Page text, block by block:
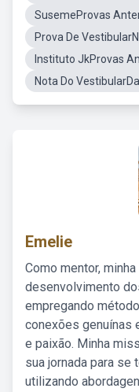
SusemeProvas
Prova De
Instituto JkProvas
Nota Do
Emelie
Como mentor,
desenvolvimento
empregando
conexões genuínas
e paixão. Minha
sua jornada para se
utilizando